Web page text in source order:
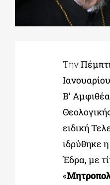
ΕΚΠΑΙΔΕΥΤΙΚΑ ΙΔΡΥΜΑΤΑ
ΠΟΛΙΤΙΣΤΙΚΟΙ ΦΟΡΕΙΣ
Την
Β’
ειδική
ιδρύθηκε
Έδρα, με
«